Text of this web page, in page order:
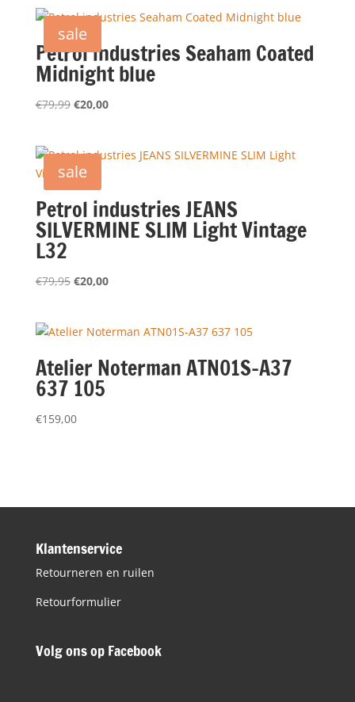
sale
Petrol industries Seaham Coated
Midnight blue
€79,99 Oorspronkelijke
€79,99.
€20,00Huidige
€20,00.
sale
Petrol industries JEANS
SILVERMINE SLIM Light Vintage
L32
€79,95 Oorspronkelijke
€79,95.
€20,00Huidige
€20,00.
Atelier Noterman ATN01S-A37
637 105
€159,00
Klantenservice
Retourneren en ruilen
Retourformulier
Volg ons op Facebook